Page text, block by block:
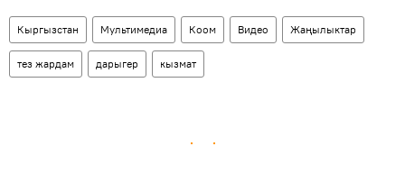
Кыргызстан Мультимедиа Коом Видео Жаңылыктар
тез жардам дарыгер кызмат